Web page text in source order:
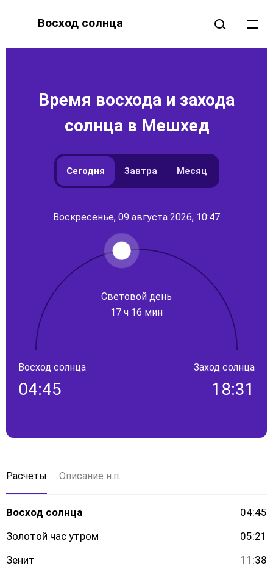
Восход солнца
Время восхода и захода
солнца в Мешхед
Сегодня Завтра Месяц
Воскресенье, 09 августа 2026, 10:47
Световой день
17 ч 16 мин
Восход солнца
04:45
Заход солнца
18:31
Расчеты Описание н.п.
Восход солнца
04:45
Золотой час утром
05:21
Зенит
11:38